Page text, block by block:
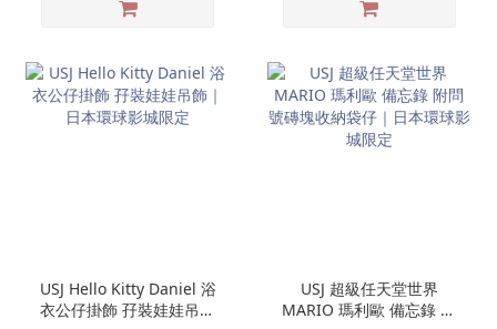
USJ Hello Kitty Daniel 浴
衣公仔掛飾 孖裝娃娃吊飾
USJ 超級任天堂世界
MARIO 瑪利歐 備忘錄 附